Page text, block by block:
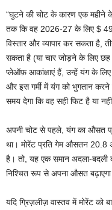
“घुटने की चोट के कारण एक महीने
तक कि वह 2026-27 के लिए $ 49
विस्तार और व्यापार कर सकता है,
सकता है (या चार जोड़ने के लिए
प्लेऑफ़ आकांक्षाएं हैं, उन्हें यंग के लिए
और इस गर्मी में यंग को भुगतान
समय देगा कि वह सही फिट है या
अपनी चोट से पहले, यंग का औसत
था। मोरेंट प्रति गेम औसतन 20.8
है। तो, यह एक समान अदला-बदली
निश्चित रूप से अपना औसत
यदि ग्रिज़लीज़ वास्तव में मोरेंट को